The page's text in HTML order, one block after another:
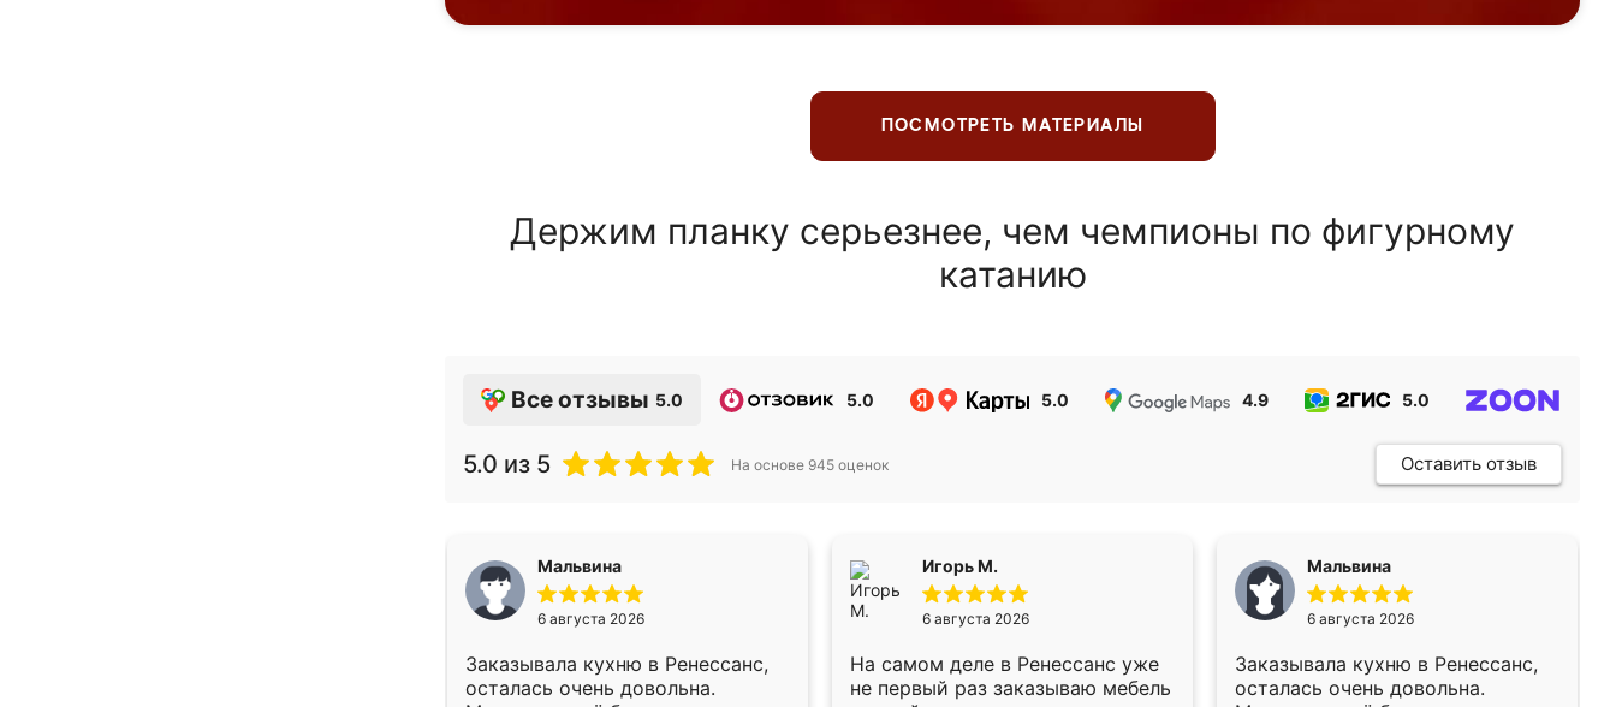
ПОСМОТРЕТЬ МАТЕРИАЛЫ
Держим планку серьезнее, чем чемпионы по фигурному
катанию
Все отзывы 5.0 5.0 5.0 4.9 5.0
5.0 из 5 На основе 945 оценок Оставить отзыв
Мальвина
6 августа 2026
Заказывала кухню в Ренессанс,
осталась очень довольна.
Игорь М.
6 августа 2026
На самом деле в Ренессанс уже
не первый раз заказываю мебель
Мальвина
6 августа 2026
Заказывала кухню в Ренессанс,
осталась очень довольна.